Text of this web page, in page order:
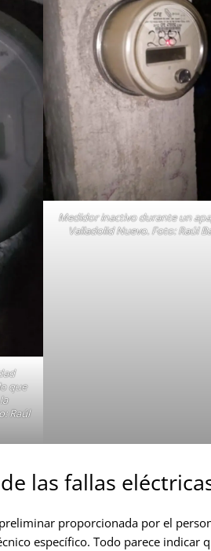
que
Raúl
Medidor inactivo durante un
Valladolid Nuevo. Foto: Raúl
las fallas
proporcionada por el
específico. Todo parece indicar